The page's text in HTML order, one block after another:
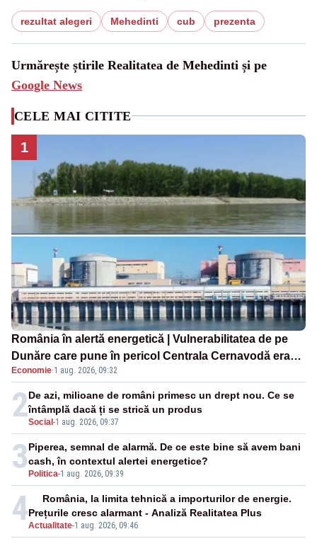
rezultat alegeri Mehedinti cub prezenta
Urmărește știrile Realitatea de Mehedinti și pe
Google News
CELE MAI CITITE
1
România în alertă energetică | Vulnerabilitatea de pe
Dunăre care pune în pericol Centrala Cernavodă era
cunoscută de pe vremea lui Ceaușescu
Economie·1 aug. 2026, 09:32
2Social -1 aug. 2026, 09:37
De azi, milioane de români primesc un drept nou. Ce se
întâmplă dacă ți se strică un produs
3 Politica-1 aug. 2026, 09:39
Piperea, semnal de alarmă. De ce este bine să avem bani
cash, în contextul alertei energetice?
4Actualitate-1 aug. 2026, 09:46
România, la limita tehnică a importurilor de energie.
Prețurile cresc alarmant - Analiză Realitatea Plus